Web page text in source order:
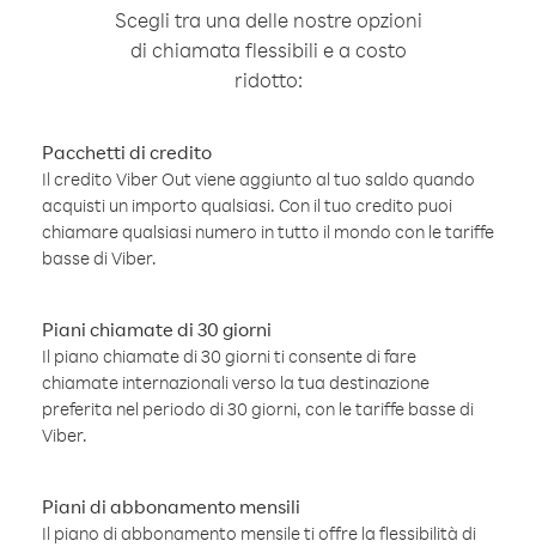
Scegli tra una delle nostre opzioni
di chiamata flessibili e a costo
ridotto:
Pacchetti di credito
Il credito Viber Out viene aggiunto al tuo saldo quando
acquisti un importo qualsiasi. Con il tuo credito puoi
chiamare qualsiasi numero in tutto il mondo con le tariffe
basse di Viber.
Piani chiamate di 30 giorni
Il piano chiamate di 30 giorni ti consente di fare
chiamate internazionali verso la tua destinazione
preferita nel periodo di 30 giorni, con le tariffe basse di
Viber.
Piani di abbonamento mensili
Il piano di abbonamento mensile ti offre la flessibilità di